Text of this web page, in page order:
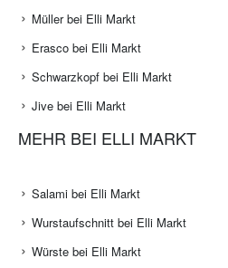
Müller bei Elli Markt
Erasco bei Elli Markt
Schwarzkopf bei Elli Markt
Jive bei Elli Markt
MEHR BEI ELLI MARKT
Salami bei Elli Markt
Wurstaufschnitt bei Elli Markt
Würste bei Elli Markt